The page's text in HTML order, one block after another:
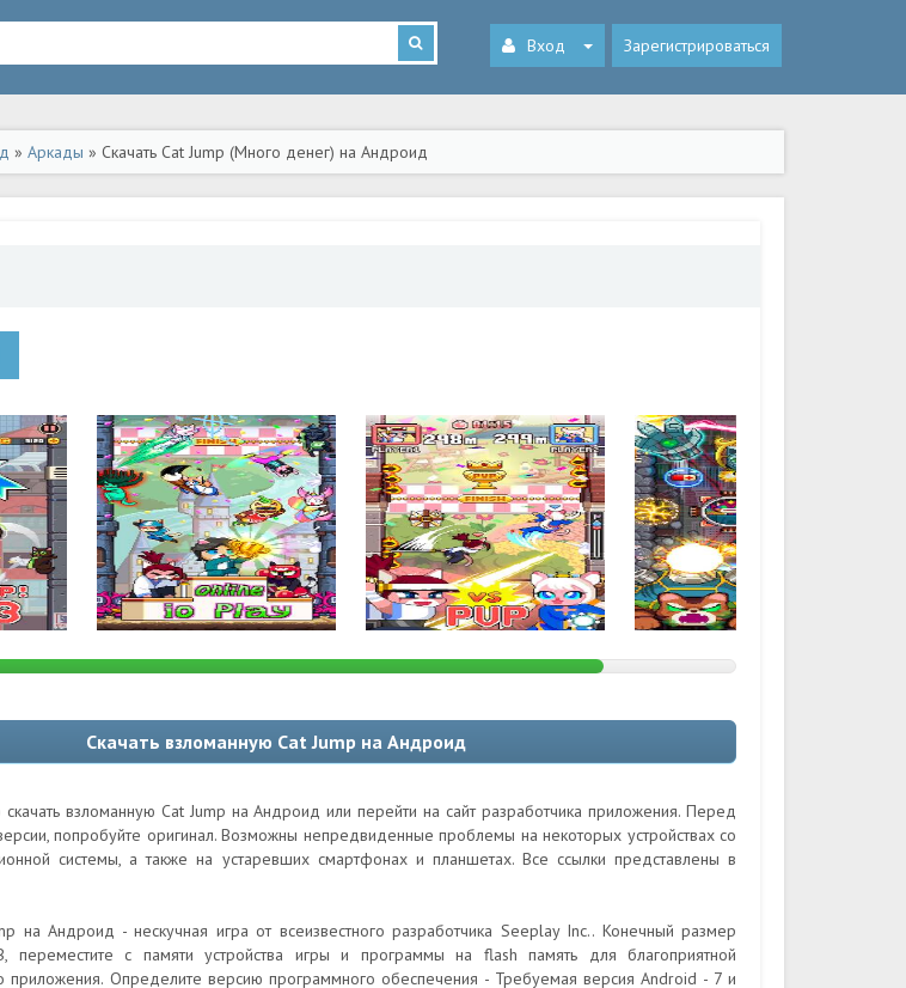
Вход Зарегистрироваться
» Аркады » Скачать Cat Jump (Много денег) на Андроид
Скачать взломанную Cat Jump на Андроид
взломанную Cat Jump на Андроид или перейти на сайт разработчика приложения. Перед
попробуйте оригинал. Возможны непредвиденные проблемы на некоторых устройствах со
системы, а также на устаревших смартфонах и планшетах. Все ссылки представлены в
на Андроид - нескучная игра от всеизвестного разработчика Seeplay Inc.. Конечный размер
переместите с памяти устройства игры и программы на flash память для благоприятной
приложения. Определите версию программного обеспечения - Требуемая версия Android - 7 и